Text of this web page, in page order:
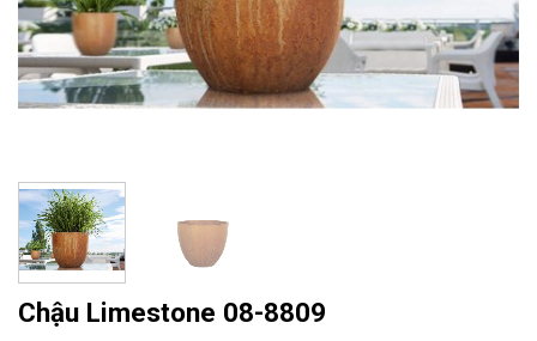
Chậu Limestone 08-8809